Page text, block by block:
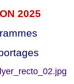
2025